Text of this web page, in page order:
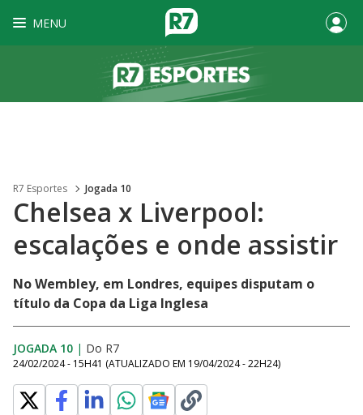
MENU
R7 Esportes Jogada 10
Chelsea x Liverpool:
escalações e onde assistir
No Wembley, em Londres, equipes disputam o
título da Copa da Liga Inglesa
JOGADA 10 | Do R7
24/02/2024 - 15H41 (ATUALIZADO EM 19/04/2024 - 22H24)